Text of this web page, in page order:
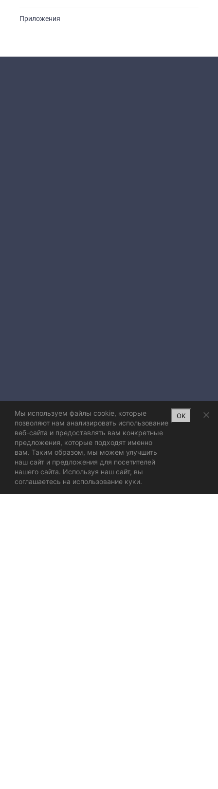
Приложения
Мы используем файлы cookie, которые
позволяют нам анализировать использование
веб-сайта и предоставлять вам конкретные
предложения, которые подходят именно
вам. Таким образом, мы можем улучшить
наш сайт и предложения для посетителей
нашего сайта. Используя наш сайт, вы
соглашаетесь на использование куки.
OK